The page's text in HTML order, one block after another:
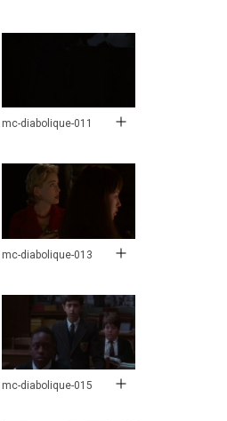
mc-diabolique-011
mc-diabolique-013
mc-diabolique-015